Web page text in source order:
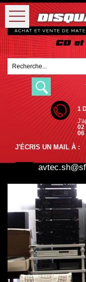
1
02
06
J'ÉCRIS UN MAIL À :